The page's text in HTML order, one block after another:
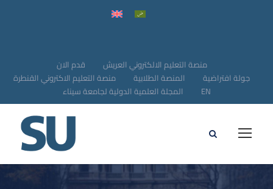
قدم الان
منصة التعليم الالكتروني العريش
منصة التعليم الاكتروني القنطرة
المنصة الطلابية
جولة افتراضية
المجلة العلمية الدولية لجامعة سيناء
EN